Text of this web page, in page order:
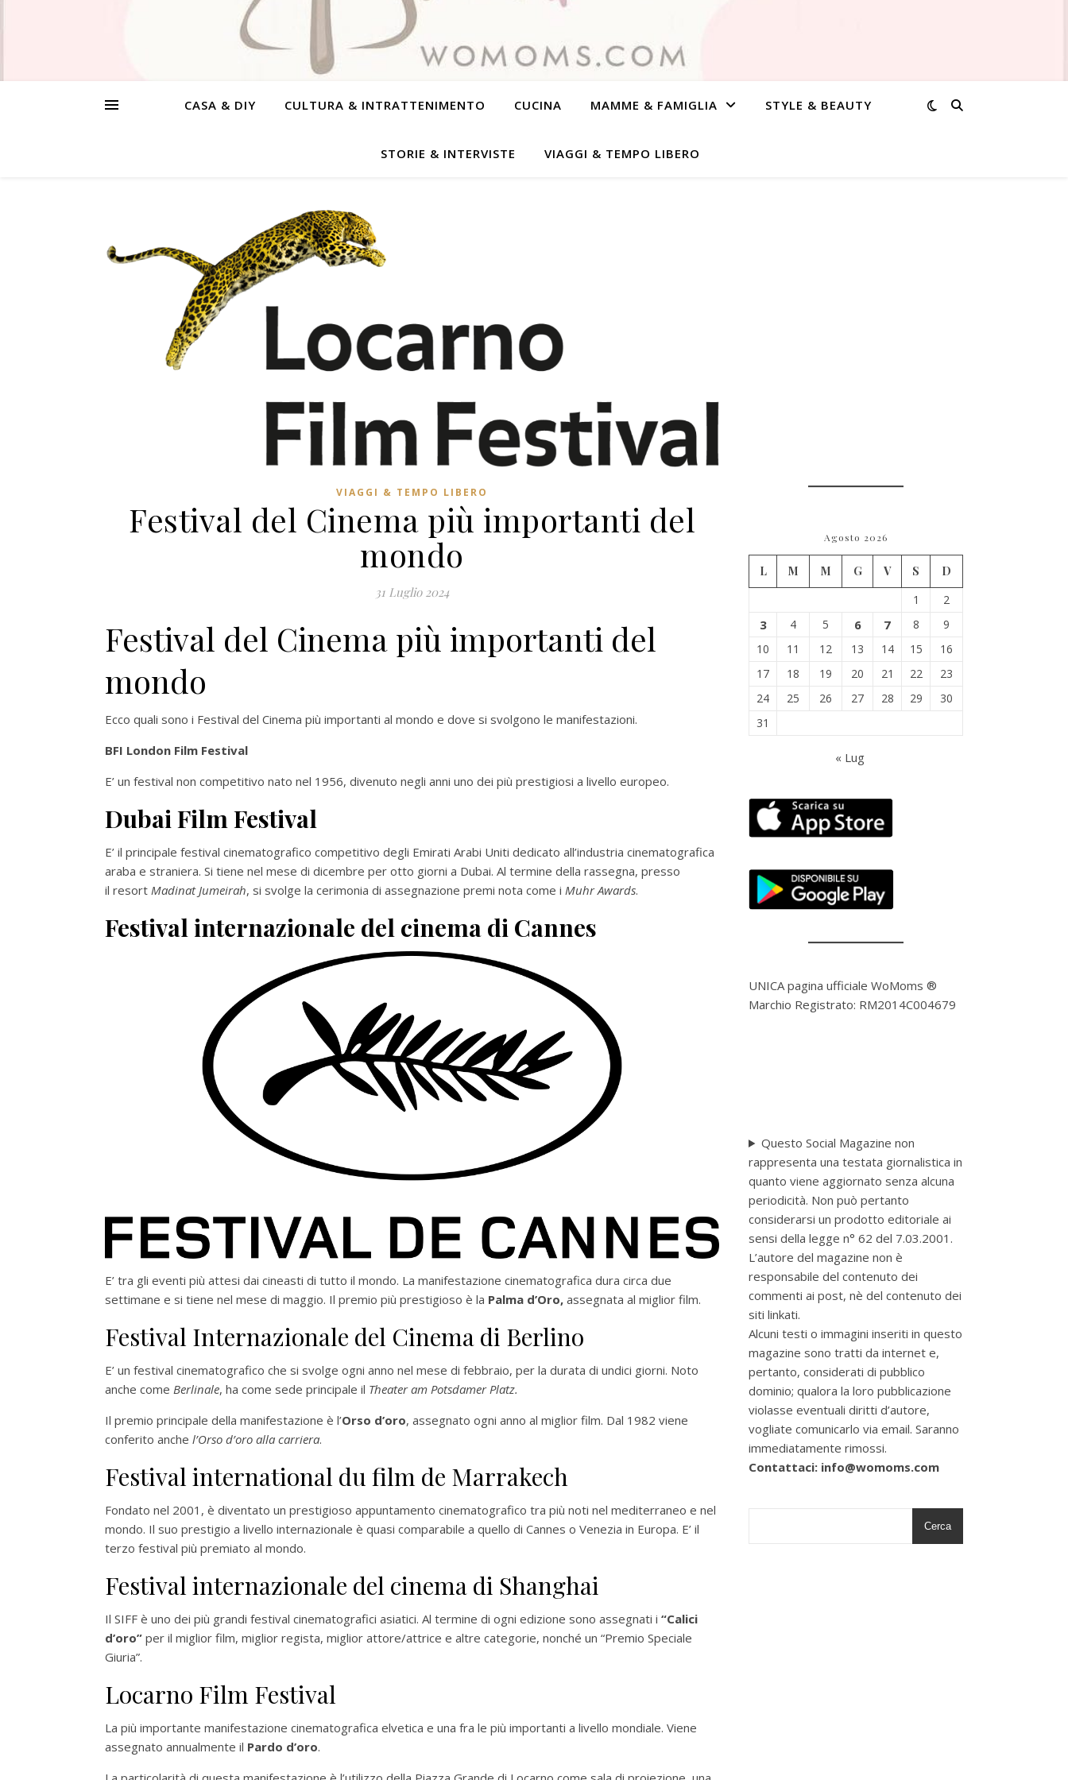
CASA & DIY CULTURA & INTRATTENIMENTO CUCINA MAMME & FAMIGLIA STYLE & BEAUTY
STORIE & INTERVISTE VIAGGI & TEMPO LIBERO
VIAGGI & TEMPO LIBERO
Festival del Cinema più importanti del
mondo
31 Luglio 2024
Festival del Cinema più importanti del
mondo
Ecco quali sono i Festival del Cinema più importanti al mondo e dove si svolgono le manifestazioni.
BFI London Film Festival
E’ un festival non competitivo nato nel 1956, divenuto negli anni uno dei più prestigiosi a livello europeo.
Dubai Film Festival
E’ il principale festival cinematografico competitivo degli Emirati Arabi Uniti dedicato all’industria cinematografica
araba e straniera. Si tiene nel mese di dicembre per otto giorni a Dubai. Al termine della rassegna, presso
il resort Madinat Jumeirah, si svolge la cerimonia di assegnazione premi nota come i Muhr Awards.
Festival internazionale del cinema di Cannes
E’ tra gli eventi più attesi dai cineasti di tutto il mondo. La manifestazione cinematografica dura circa due
settimane e si tiene nel mese di maggio. Il premio più prestigioso è la Palma d’Oro, assegnata al miglior film.
Festival Internazionale del Cinema di Berlino
E’ un festival cinematografico che si svolge ogni anno nel mese di febbraio, per la durata di undici giorni. Noto
anche come Berlinale, ha come sede principale il Theater am Potsdamer Platz.
Il premio principale della manifestazione è l’Orso d’oro, assegnato ogni anno al miglior film. Dal 1982 viene
conferito anche l’Orso d’oro alla carriera.
Festival international du film de Marrakech
Fondato nel 2001, è diventato un prestigioso appuntamento cinematografico tra più noti nel mediterraneo e nel
mondo. Il suo prestigio a livello internazionale è quasi comparabile a quello di Cannes o Venezia in Europa. E’ il
terzo festival più premiato al mondo.
Festival internazionale del cinema di Shanghai
Il SIFF è uno dei più grandi festival cinematografici asiatici. Al termine di ogni edizione sono assegnati i “Calici
d’oro” per il miglior film, miglior regista, miglior attore/attrice e altre categorie, nonché un “Premio Speciale
Giuria”.
Locarno Film Festival
La più importante manifestazione cinematografica elvetica e una fra le più importanti a livello mondiale. Viene
assegnato annualmente il Pardo d’oro.
Agosto 2026
L M M G V S
D
1
2
3 4 5 6 7 8
9
10
11 12 13 14 15
16
17
18 19 20 21 22
23
24
25 26 27 28 29
30
31
« Lug
UNICA pagina ufficiale WoMoms ®
Marchio Registrato: RM2014C004679
Questo Social Magazine non
rappresenta una testata giornalistica in
quanto viene aggiornato senza alcuna
periodicità. Non può pertanto
considerarsi un prodotto editoriale ai
sensi della legge n° 62 del 7.03.2001.
L’autore del magazine non è
responsabile del contenuto dei
commenti ai post, nè del contenuto dei
siti linkati.
Alcuni testi o immagini inseriti in questo
magazine sono tratti da internet e,
pertanto, considerati di pubblico
dominio; qualora la loro pubblicazione
violasse eventuali diritti d’autore,
vogliate comunicarlo via email. Saranno
immediatamente rimossi.
Contattaci: info@womoms.com
Cerca